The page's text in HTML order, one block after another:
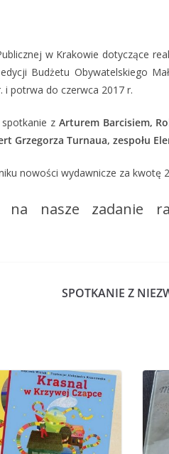
w Krakowie dotyczące
Budżetu Obywatelskiego
i potrwa do czerwca 2017 r.
z Arturem Barcisiem,
Grzegorza Turnaua, zespołu
nowości wydawnicze za kwotę
na nasze zadanie
SPOTKANIE Z